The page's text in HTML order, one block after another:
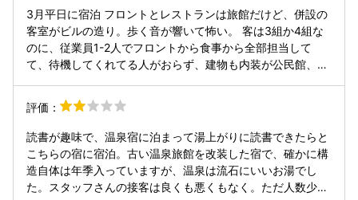
いは1番気になるので対策してください。 食事: 夕飯がリゾ
ットのリーズナブルなコースで予約しました。 ドリンクをオ
ールインクルーシブと謳っていますが、セルフで食堂に取り
に行くドリンクバーといった感じですし、利用できる時間も
少ないので微妙です。オールインクルーシブがあるから選ん
途中まで気づかなかったです。チェックイン時も説明があり
です。 夕食のリゾットは、上にかかってるチーズで誤魔化し
ているような味で、スープは業務用といった感じです。チェ
ックイン時に食事時間は17:30と指定され、内心早過ぎると
思ってましたが、18時に会場に来る方もいて本当は時間を選
3月平日に宿泊 フロントとレストランは旅館だけど、併設の
客室がビルの造り。歩く音が響いて怖い。 客は3組か4組な
のに、従業員1-2人でフロントから食事から全部担当して
て、待機してくれてる人がおらず、建物も内装が公民館、べ
ず落ち着かなかった。 夕食は肉も野菜も美味しかった 朝食
は鶏飯のスープがお椀に1/3しか入ってなく薄味で、味気な
かった アルコールは部屋に持ち込みオッケー 照明が本で作
ってあった
評価：
読書が趣味で、温泉宿に泊まって湯上がりに読書できたらと
こちらの宿に宿泊。古い温泉旅館を改装した宿で、確かに構
造自体は年季入っていますが、温泉は流石にいいお湯でし
た。スタッフさんの接客は良くも悪くもなく。ただ人数少な